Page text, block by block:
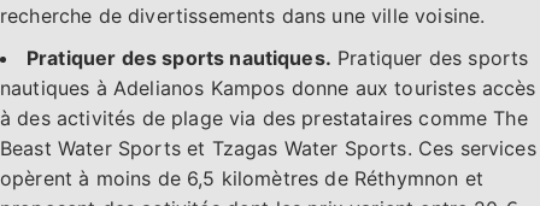
recherche de divertissements dans une ville voisine.
Pratiquer des sports nautiques. Pratiquer des sports
nautiques à Adelianos Kampos donne aux touristes accès
à des activités de plage via des prestataires comme The
Beast Water Sports et Tzagas Water Sports. Ces services
opèrent à moins de 6,5 kilomètres de Réthymnon et